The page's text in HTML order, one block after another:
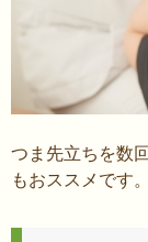
つま先立ちを数
もおススメです。